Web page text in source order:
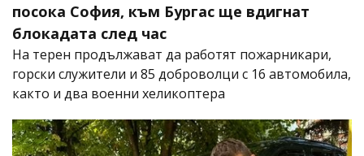
посока София, към Бургас ще вдигнат
блокадата след час
На терен продължават да работят пожарникари,
горски служители и 85 доброволци с 16 автомобила,
както и два военни хеликоптера